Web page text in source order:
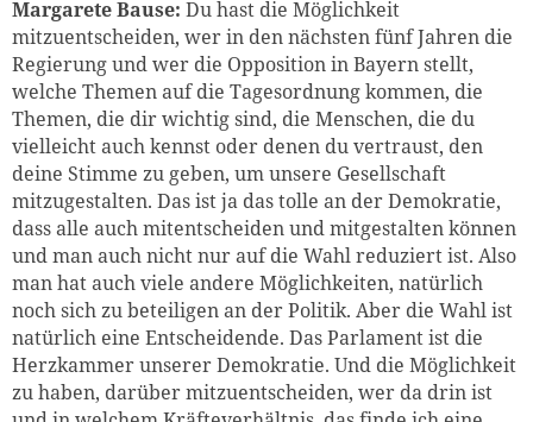
Margarete Bause: Du hast die Möglichkeit
mitzuentscheiden, wer in den nächsten fünf Jahren die
Regierung und wer die Opposition in Bayern stellt,
welche Themen auf die Tagesordnung kommen, die
Themen, die dir wichtig sind, die Menschen, die du
vielleicht auch kennst oder denen du vertraust, den
deine Stimme zu geben, um unsere Gesellschaft
mitzugestalten. Das ist ja das tolle an der Demokratie,
dass alle auch mitentscheiden und mitgestalten können
und man auch nicht nur auf die Wahl reduziert ist. Also
man hat auch viele andere Möglichkeiten, natürlich
noch sich zu beteiligen an der Politik. Aber die Wahl ist
natürlich eine Entscheidende. Das Parlament ist die
Herzkammer unserer Demokratie. Und die Möglichkeit
zu haben, darüber mitzuentscheiden, wer da drin ist